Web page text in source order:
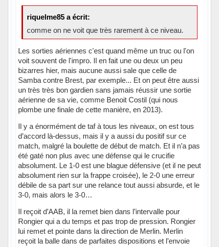
riquelme85 a écrit:
comme on ne voit que très rarement à ce niveau.
Les sorties aériennes c'est quand même un truc ou l'on
voit souvent de l'impro. Il en fait une ou deux un peu
bizarres hier, mais aucune aussi sale que celle de
Samba contre Brest, par exemple... Et on peut être aussi
un très très bon gardien sans jamais réussir une sortie
aérienne de sa vie, comme Benoit Costil (qui nous
plombe une finale de cette manière, en 2013).
Il y a énormément de taf à tous les niveaux, on est tous
d’accord là-dessus, mais il y a aussi du positif sur ce
match, malgré la boulette de début de match. Et il n’a pas
été gaté non plus avec une défense qui le crucifie
absolument. Le 1-0 est une blague défensive (et il ne peut
absolument rien sur la frappe croisée), le 2-0 une erreur
débile de sa part sur une relance tout aussi absurde, et le
3-0, mais alors le 3-0…
Il reçoit d’AAB, il la remet bien dans l’intervalle pour
Rongier qui a du temps et pas trop de pression. Rongier
lui remet et pointe dans la direction de Merlin. Merlin
reçoit la balle dans de parfaites dispositions et l’envoie